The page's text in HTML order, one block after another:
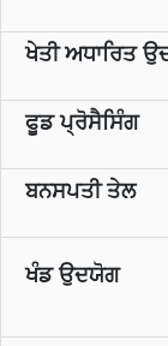
ਖੇਤੀ ਅਧਾਰਿਤ
ਫੂਡ ਪ੍ਰੋਸੈਸਿੰਗ
ਬਨਸਪਤੀ ਤੇਲ
ਖੰਡ ਉਦਯੋਗ